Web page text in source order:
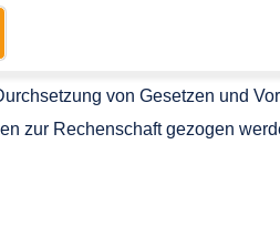
von Gesetzen und
zur Rechenschaft gezogen